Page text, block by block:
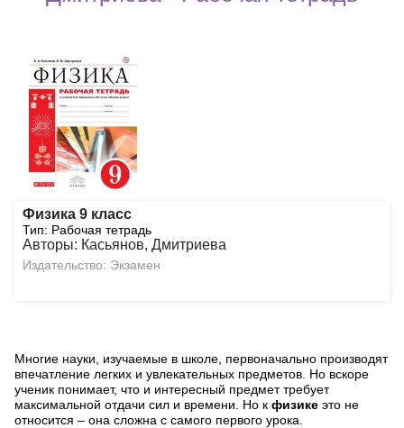
Физика 9 класс
Тип: Рабочая тетрадь
Авторы: Касьянов, Дмитриева
Издательство: Экзамен
Многие науки, изучаемые в школе, первоначально производят
впечатление легких и увлекательных предметов. Но вскоре
ученик понимает, что и интересный предмет требует
максимальной отдачи сил и времени. Но к физике это не
относится – она сложна с самого первого урока.